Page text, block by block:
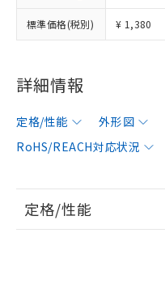
標準価格(税別) ¥ 1,380
詳細情報
定格/性能 外形図
RoHS/REACH対応状況
定格/性能